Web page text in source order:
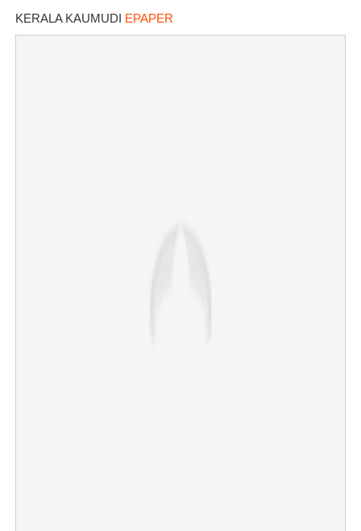
KERALA KAUMUDI EPAPER